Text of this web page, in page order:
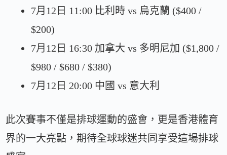
7月12日 11:00 比利時 vs 烏克蘭 ($400 /
$200)
7月12日 16:30 加拿大 vs 多明尼加 ($1,800 /
$980 / $680 / $380)
7月12日 20:00 中國 vs 意大利
此次賽事不僅是排球運動的盛會，更是香港體育
界的一大亮點，期待全球球迷共同享受這場排球